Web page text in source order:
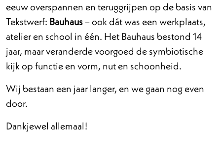
eeuw overspannen en teruggrijpen op de basis van
Tekstwerf: Bauhaus– ook dát was een werkplaats,
atelier en school in één. Het Bauhaus bestond 14
jaar, maar veranderde voorgoed de symbiotische
kijk op functie en vorm, nut en schoonheid.
Wij bestaan een jaar langer, en we gaan nog even
door.
Dankjewel allemaal!